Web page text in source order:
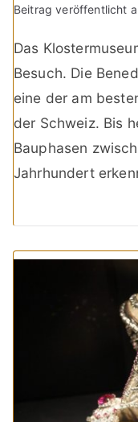
Beitrag veröffentlicht
Das
Besuch. Die
eine der am
der Schweiz. Bis
Bauphasen
Jahrhundert